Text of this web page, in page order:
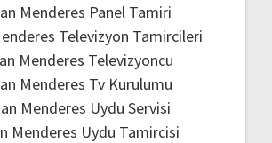
Menderes Panel Tamiri
Televizyon Tamircileri
Menderes Televizyoncu
Menderes Tv Kurulumu
Menderes Uydu Servisi
Menderes Uydu Tamircisi